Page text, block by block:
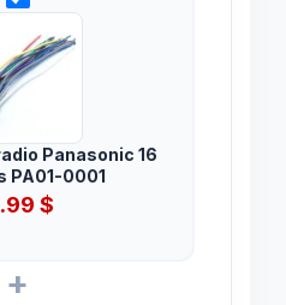
Panasonic 16
PA01-0001
$
+